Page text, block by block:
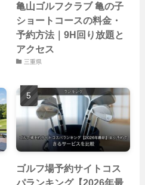
亀山ゴルフクラブ 亀の子
ショートコースの料金・
予約方法｜9H回り放題と
アクセス
三重県
ゴルフ場予約サイトコス
パランキング【2026年最